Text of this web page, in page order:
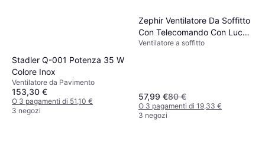
Stadler Q-001 Potenza 35 W
Colore Inox
Ventilatore da Pavimento
153,30 €
O 3 pagamenti di 51,10 €
3 negozi
Zephir Ventilatore Da Soffitto
Con Telecomando Con Luce
ZFR9111M
Ventilatore a soffitto
57,99 €80 €
O 3 pagamenti di 19,33 €
3 negozi